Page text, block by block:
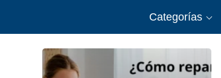
Categorías